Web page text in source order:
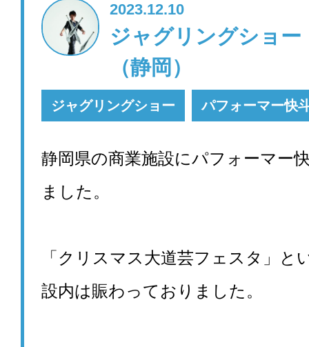
2023.12.10
ジャグリングシ
（静岡）
ジャグリングショー パフォーマー快
静岡県の商業施設にパフォーマー
ました。
「クリスマス大道芸フェスタ」と
設内は賑わっておりました。